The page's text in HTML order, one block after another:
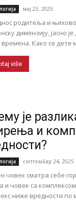
мај 23, 2025
родитеља и
димензију, јасно
Како се дете
više
је
и
септембар 24, 2025
човек сматра себе
и човек са
ниже вредности